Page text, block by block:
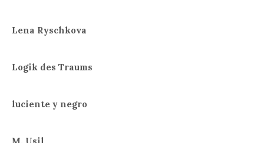
Lena Ryschkova
Logik des Traums
luciente y negro